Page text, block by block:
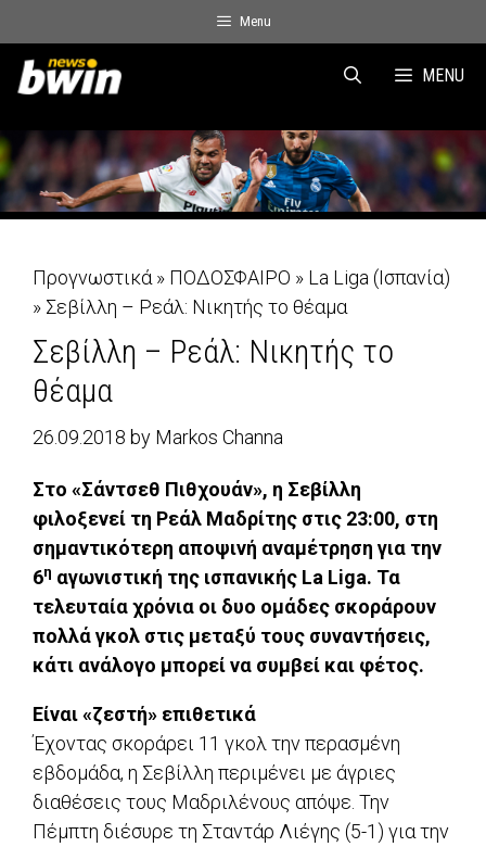
to
content
Menu
MENU
Προγνωστικά » ΠΟΔΟΣΦΑΙΡΟ » La Liga (Ισπανία)
» Σεβίλλη – Ρεάλ: Νικητής το θέαμα
Σεβίλλη – Ρεάλ: Νικητής το
θέαμα
26.09.2018 by Markos Channa
Στο «Σάντσεθ Πιθχουάν», η Σεβίλλη
φιλοξενεί τη Ρεάλ Μαδρίτης στις 23:00, στη
σημαντικότερη αποψινή αναμέτρηση για την
6η αγωνιστική της ισπανικής La Liga. Τα
τελευταία χρόνια οι δυο ομάδες σκοράρουν
πολλά γκολ στις μεταξύ τους συναντήσεις,
κάτι ανάλογο μπορεί να συμβεί και φέτος.
Είναι «ζεστή» επιθετικά
Έχοντας σκοράρει 11 γκολ την περασμένη
εβδομάδα, η Σεβίλλη περιμένει με άγριες
διαθέσεις τους Μαδριλένους απόψε. Την
Πέμπτη διέσυρε τη Σταντάρ Λιέγης (5-1) για την